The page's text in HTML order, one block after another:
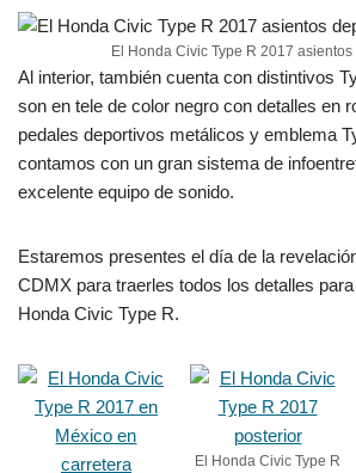
El Honda Civic Type R 2017
Al interior, también cuenta con distintivos
son en tele de color negro con detalles en
pedales deportivos metálicos y emblema
contamos con un gran sistema de
excelente equipo de sonido.
Estaremos presentes el día de la
CDMX para traerles todos los detalles
Honda Civic Type R.
El Honda Civic Type R